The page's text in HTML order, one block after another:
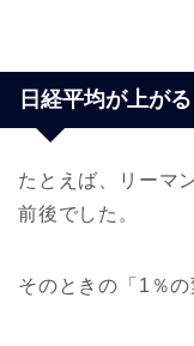
日経平均が上が
たとえば、リーマ
前後でした。
そのときの「1％の